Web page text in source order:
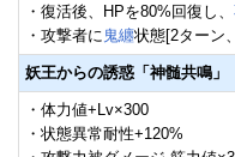
・復活後、HPを80%回復し、
・攻撃者に 鬼纏状態[2ターン
妖王からの誘惑「神髄共鳴」
・体力値+Lv×300
・状態異常耐性+120%